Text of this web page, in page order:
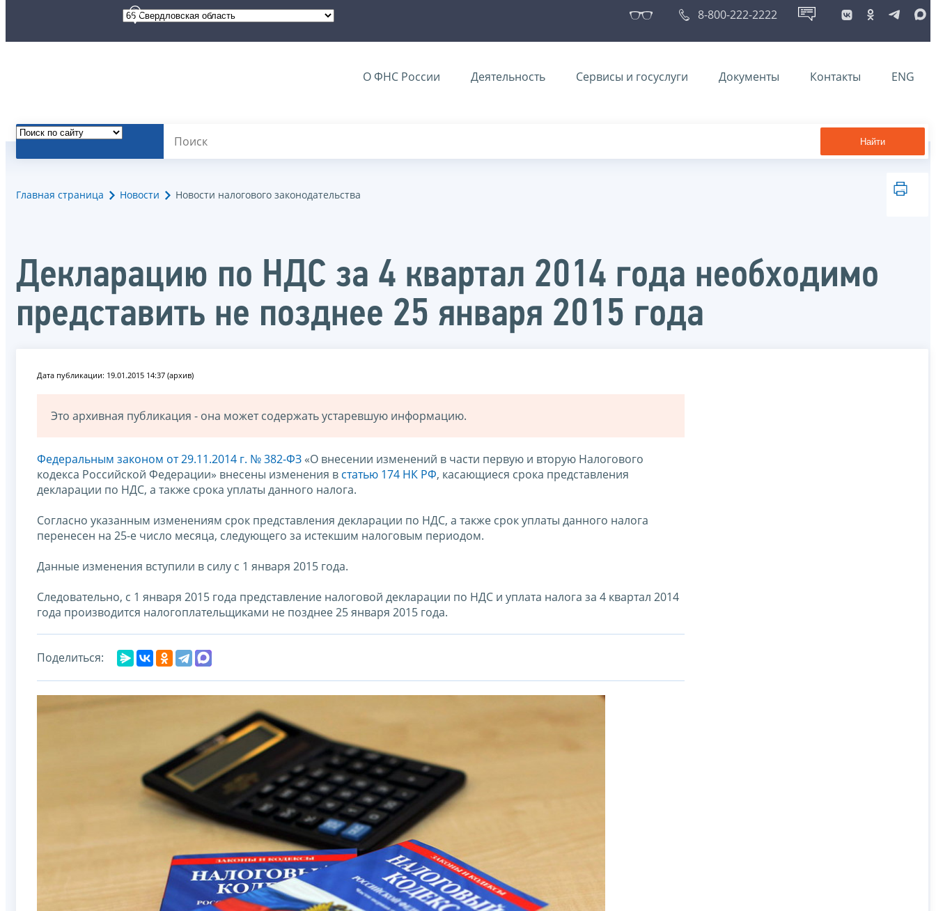
8-800-222-2222
О ФНС России Деятельность Сервисы и госуслуги Документы Контакты ENG
Найти
Главная страница Новости Новости налогового законодательства
Декларацию по НДС за 4 квартал 2014 года необходимо
представить не позднее 25 января 2015 года
Дата публикации: 19.01.2015 14:37 (архив)
Это архивная публикация - она может содержать устаревшую информацию.
Федеральным законом от 29.11.2014 г. № 382-ФЗ «О внесении изменений в части первую и вторую Налогового
кодекса Российской Федерации» внесены изменения в статью 174 НК РФ, касающиеся срока представления
декларации по НДС, а также срока уплаты данного налога.
Согласно указанным изменениям срок представления декларации по НДС, а также срок уплаты данного налога
перенесен на 25-е число месяца, следующего за истекшим налоговым периодом.
Данные изменения вступили в силу с 1 января 2015 года.
Следовательно, с 1 января 2015 года представление налоговой декларации по НДС и уплата налога за 4 квартал 2014
года производится налогоплательщиками не позднее 25 января 2015 года.
Поделиться: